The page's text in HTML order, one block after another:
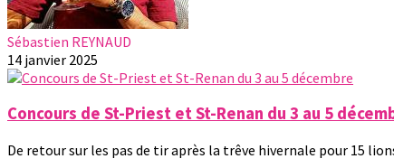
Sébastien REYNAUD
14 janvier 2025
Concours de St-Priest et St-Renan du 3 au 5
De retour sur les pas de tir après la trêve hivernale pour 15